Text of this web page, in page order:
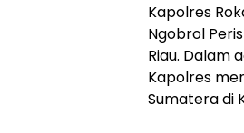
Kapolres
Ngobrol
Riau. Dalam
Kapolres
Sumatera di